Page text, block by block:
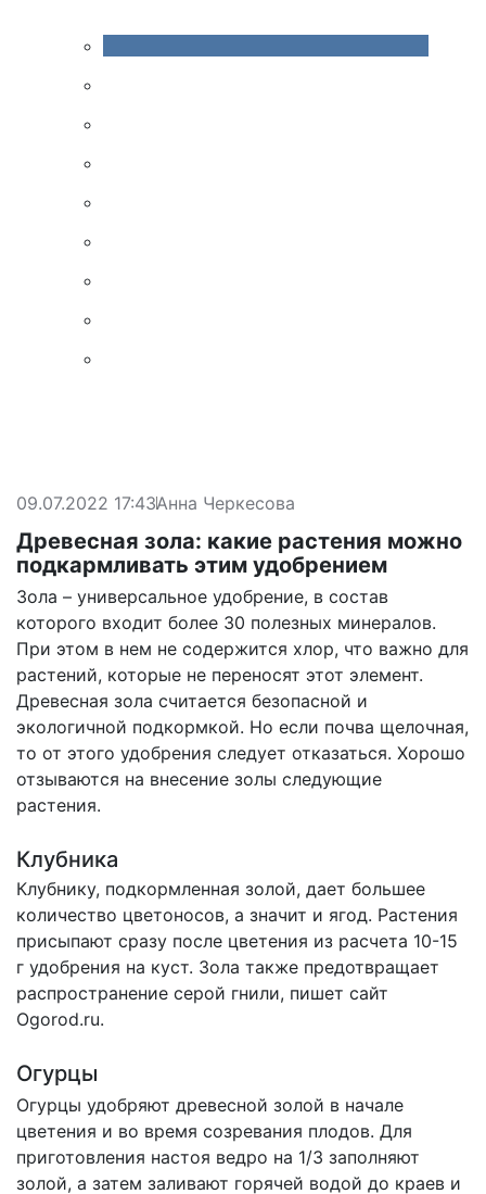
09.07.2022 17:43Анна Черкесова
Древесная зола: какие растения можно
подкармливать этим удобрением
Зола – универсальное удобрение, в состав
которого входит более 30 полезных минералов.
При этом в нем не содержится хлор, что важно для
растений, которые не переносят этот элемент.
Древесная зола считается безопасной и
экологичной подкормкой. Но если почва щелочная,
то от этого удобрения следует отказаться. Хорошо
отзываются на внесение золы следующие
растения.
Клубника
Клубнику, подкормленная золой, дает большее
количество цветоносов, а значит и ягод. Растения
присыпают сразу после цветения из расчета 10-15
г удобрения на куст. Зола также предотвращает
распространение серой гнили, пишет сайт
Ogorod.ru.
Огурцы
Огурцы удобряют древесной золой в начале
цветения и во время созревания плодов. Для
приготовления настоя ведро на 1/3 заполняют
золой, а затем заливают горячей водой до краев и